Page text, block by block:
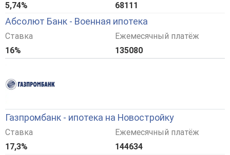
5,74%
68111
Абсолют Банк - Военная ипотека
Ставка
16%
Ежемесячный платёж
135080
Газпромбанк - ипотека на Новостройку
Ставка
17,3%
Ежемесячный платёж
144634